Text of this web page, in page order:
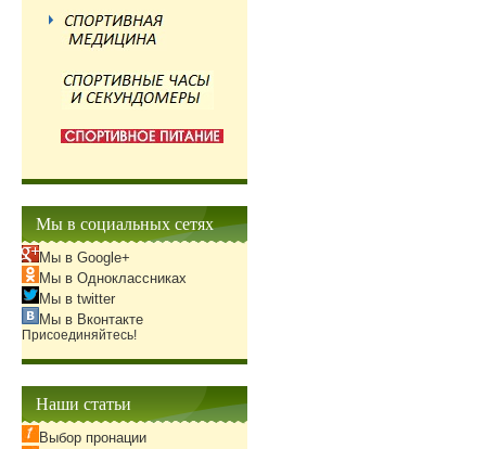
Мы в социальных сетях
Мы в Google+
Мы в Одноклассниках
Мы в twitter
Мы в Вконтакте
Присоединяйтесь!
Наши статьи
Выбор пронации